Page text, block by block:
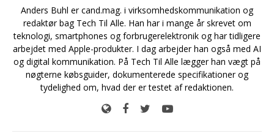
Anders Buhl er cand.mag. i virksomhedskommunikation og
redaktør bag Tech Til Alle. Han har i mange år skrevet om
teknologi, smartphones og forbrugerelektronik og har tidligere
arbejdet med Apple-produkter. I dag arbejder han også med AI
og digital kommunikation. På Tech Til Alle lægger han vægt på
nøgterne købsguider, dokumenterede specifikationer og
tydelighed om, hvad der er testet af redaktionen.